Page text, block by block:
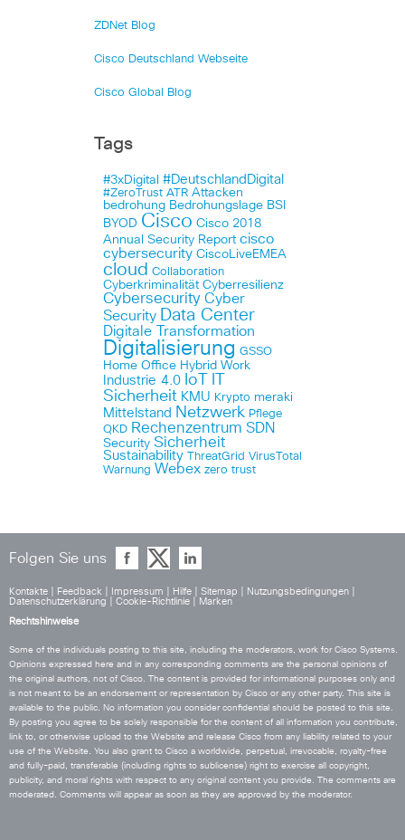
ZDNet Blog
Cisco Deutschland Webseite
Cisco Global Blog
Tags
#3xDigital #DeutschlandDigital
#ZeroTrust ATR Attacken
bedrohung Bedrohungslage BSI
BYOD Cisco Cisco 2018
Annual Security Report cisco
cybersecurity CiscoLiveEMEA
cloud Collaboration
Cyberkriminalität Cyberresilienz
Cybersecurity Cyber
Security Data Center
Digitale Transformation
Digitalisierung GSSO
Home Office Hybrid Work
Industrie 4.0 IoT
Sicherheit KMU Krypto meraki
Mittelstand Netzwerk Pflege
QKD Rechenzentrum SDN
Security Sicherheit
Sustainability ThreatGrid VirusTotal
Warnung Webex zero trust
Folgen Sie uns
Kontakte Feedback Impressum Hilfe Sitemap Nutzungsbedingungen
Datenschutzerklärung
Cookie-Richtlinie
Marken
Rechtshinweise
Some of the individuals posting to this site, including the moderators, work for Cisco Systems.
Opinions expressed here and in any corresponding comments are the personal opinions of
the original authors, not of Cisco. The content is provided for informational purposes only and
is not meant to be an endorsement or representation by Cisco or any other party. This site is
available to the public. No information you consider confidential should be posted to this site.
By posting you agree to be solely responsible for the content of all information you contribute,
link to, or otherwise upload to the Website and release Cisco from any liability related to your
use of the Website. You also grant to Cisco a worldwide, perpetual, irrevocable, royalty-free
and fully-paid, transferable (including rights to sublicense) right to exercise all copyright,
publicity, and moral rights with respect to any original content you provide. The comments are
moderated. Comments will appear as soon as they are approved by the moderator.